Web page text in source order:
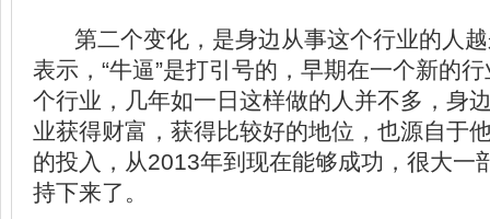
第二个变化，是身边从事这个行业的人越
表示，“牛逼”是打引号的，早期在一个新的
个行业，几年如一日这样做的人并不多，身
业获得财富，获得比较好的地位，也源自于
的投入，从2013年到现在能够成功，很大一
持下来了。